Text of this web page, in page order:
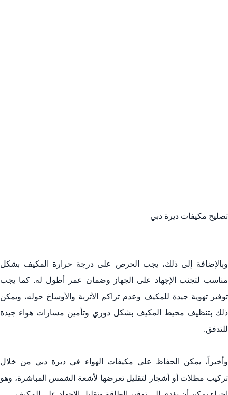
تصليح مكيفات ديرة دبي
وبالإضافة إلى ذلك، يجب الحرص على درجة حرارة المكيف بشكل
مناسب لتجنب الإجهاد على الجهاز وضمان عمر أطول له. كما يجب
توفير تهوية جيدة للمكيف وعدم تراكم الأتربة والأوساخ حوله، ويمكن
ذلك بتنظيف محيط المكيف بشكل دوري وتأمين مسارات هواء جيدة
للتدفق.
وأخيراً، يمكن الحفاظ على مكيفات الهواء في ديرة دبي من خلال
تركيب مظلات أو أشجار لتقليل تعرضها لأشعة الشمس المباشرة، وهو